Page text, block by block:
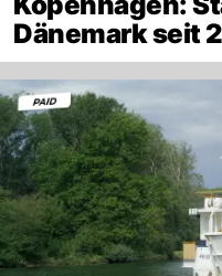
Dänemark seit